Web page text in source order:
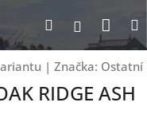
Hledat
| Značka: Ostatní
RIDGE ASH